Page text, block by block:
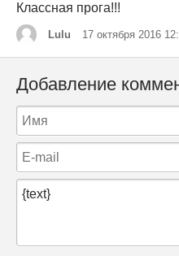
Классная прога!!!
Lulu 17 октября 2016
Добавление